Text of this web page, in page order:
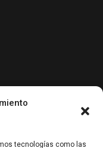
tecnologías como las